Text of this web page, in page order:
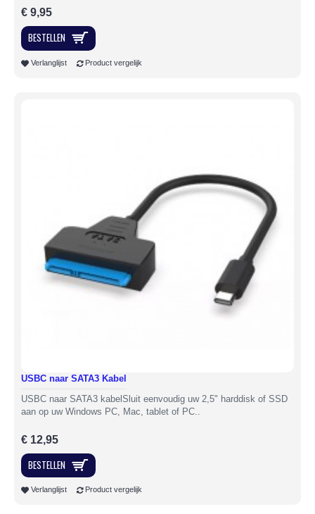
€ 9,95
BESTELLEN
Verlanglijst Product vergelijk
USBC naar SATA3 Kabel
USBC naar SATA3 kabelSluit eenvoudig uw 2,5" harddisk of SSD
aan op uw Windows PC, Mac, tablet of PC..
€ 12,95
BESTELLEN
Verlanglijst Product vergelijk